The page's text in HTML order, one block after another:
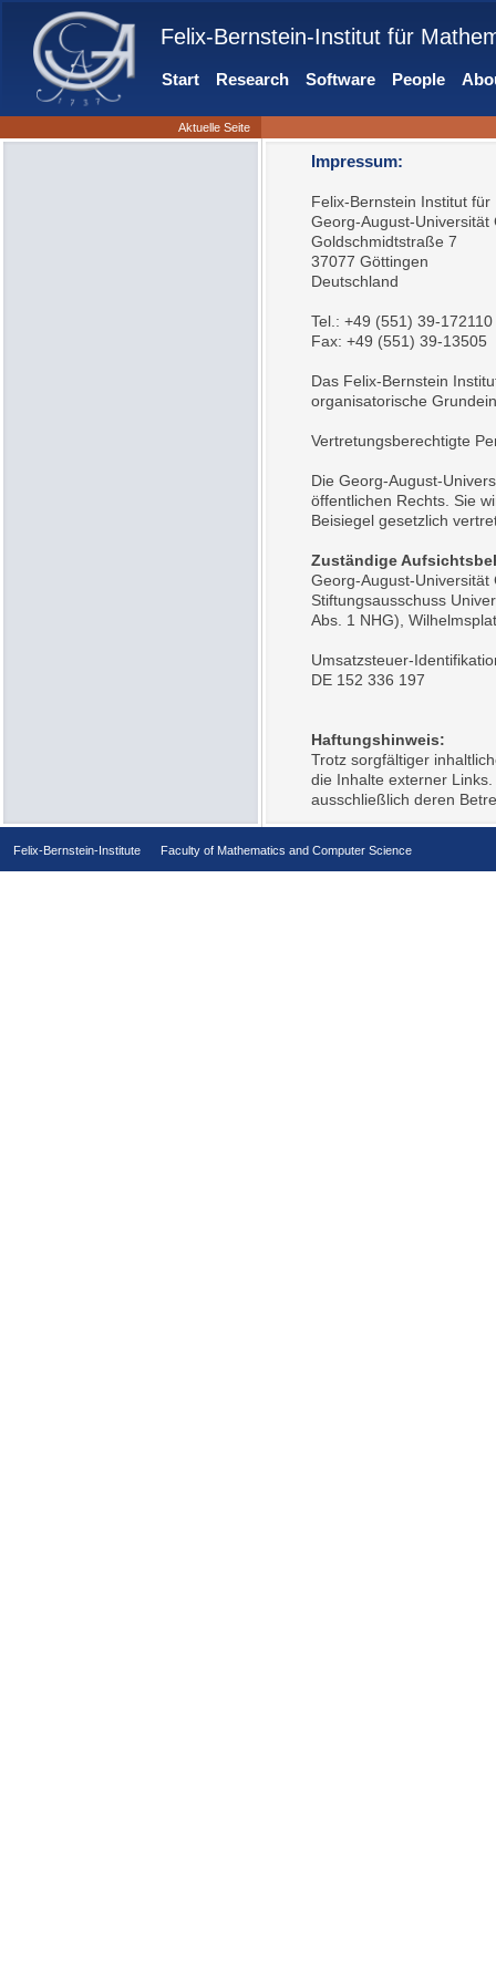
Felix-Bernstein-Institut für
Start Research Software People
Aktuelle Seite
Impressum:
Felix-Bernstein Institut
Georg-August-Universität
Goldschmidtstraße 7
37077 Göttingen
Deutschland
Tel.: +49 (551) 39-172110
Fax: +49 (551) 39-13505
Das Felix-Bernstein
organisatorische
Vertretungsberechtigte
Die Georg-August-
öffentlichen Rechts. Sie
Beisiegel gesetzlich
Zuständige
Georg-August-Universität
Stiftungsausschuss
Abs. 1 NHG),
Umsatzsteuer-
DE 152 336 197
Haftungshinweis:
Trotz sorgfältiger
die Inhalte externer
ausschließlich deren
Felix-Bernstein-Institute Faculty of Mathematics and Computer Science